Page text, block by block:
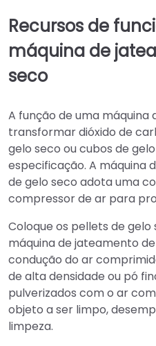
Recursos de
máquina de
seco
A função de uma máquina
transformar dióxido de
gelo seco ou cubos de
especificação. A máquina
de gelo seco adota uma
compressor de ar para
Coloque os pellets de
máquina de jateamento
condução do ar
de alta densidade ou pó
pulverizados com o ar
objeto a ser limpo,
limpeza.